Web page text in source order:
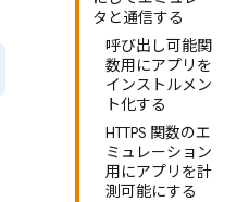
タと通信する
呼び出し可能関
数用にアプリを
インストルメン
ト化する
HTTPS 関数のエ
ミュレーション
用にアプリを計
測可能にする